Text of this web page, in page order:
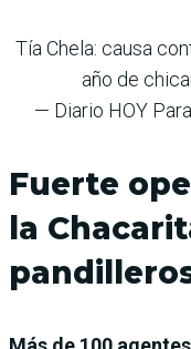
Tía Chela: causa
año de
— Diario HOY
Fuerte
la